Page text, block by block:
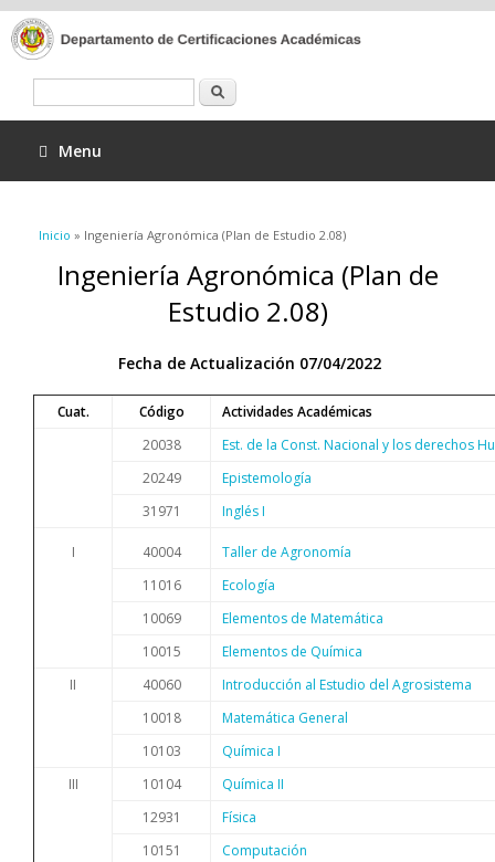
Menu
Se encuentra usted aquí
Inicio » Ingeniería Agronómica (Plan de Estudio 2.08)
Ingeniería Agronómica (Plan de
Estudio 2.08)
Fecha de Actualización 07/04/2022
Cuat. Código
Actividades Académicas
20038
Est. de la Const. Nacional y los derechos
20249
Epistemología
31971
Inglés I
I 40004
Taller de Agronomía
11016
Ecología
10069
Elementos de Matemática
10015
Elementos de Química
II
40060
Introducción al Estudio del Agrosistema
10018
Matemática General
10103
Química I
III
10104
Química II
12931
Física
10151
Computación